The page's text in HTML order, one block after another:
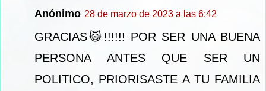
Anónimo 28 de marzo de 2023 a las 6:42
GRACIAS😺!!!!!! POR SER UNA BUENA
PERSONA ANTES QUE SER UN
POLITICO, PRIORISASTE A TU FAMILIA